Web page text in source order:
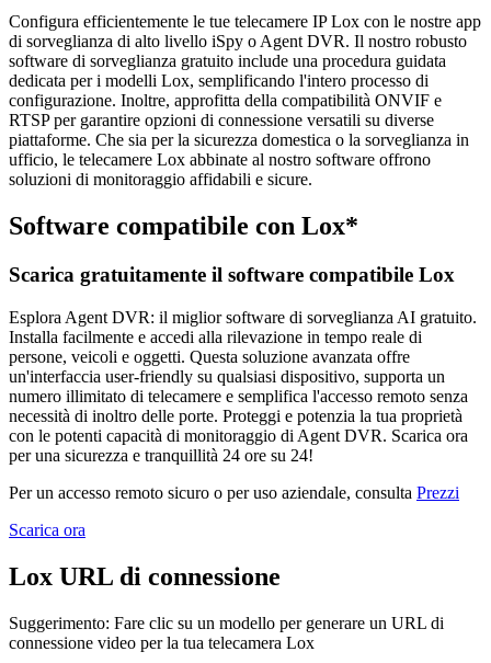
Configura efficientemente le tue telecamere IP Lox con le nostre app
di sorveglianza di alto livello iSpy o Agent DVR. Il nostro robusto
software di sorveglianza gratuito include una procedura guidata
dedicata per i modelli Lox, semplificando l'intero processo di
configurazione. Inoltre, approfitta della compatibilità ONVIF e
RTSP per garantire opzioni di connessione versatili su diverse
piattaforme. Che sia per la sicurezza domestica o la sorveglianza in
ufficio, le telecamere Lox abbinate al nostro software offrono
soluzioni di monitoraggio affidabili e sicure.
Software compatibile con Lox*
Scarica gratuitamente il software compatibile Lox
Esplora Agent DVR: il miglior software di sorveglianza AI gratuito.
Installa facilmente e accedi alla rilevazione in tempo reale di
persone, veicoli e oggetti. Questa soluzione avanzata offre
un'interfaccia user-friendly su qualsiasi dispositivo, supporta un
numero illimitato di telecamere e semplifica l'accesso remoto senza
necessità di inoltro delle porte. Proteggi e potenzia la tua proprietà
con le potenti capacità di monitoraggio di Agent DVR. Scarica ora
per una sicurezza e tranquillità 24 ore su 24!
Per un accesso remoto sicuro o per uso aziendale, consulta Prezzi
Scarica ora
Lox URL di connessione
Suggerimento: Fare clic su un modello per generare un URL di
connessione video per la tua telecamera Lox